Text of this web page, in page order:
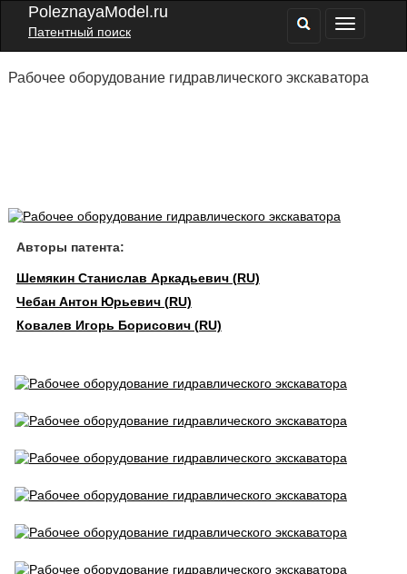
PoleznayaModel.ru
Патентный поиск
Рабочее оборудование гидравлического экскаватора
Авторы патента:
Шемякин Станислав Аркадьевич (RU)
Чебан Антон Юрьевич (RU)
Ковалев Игорь Борисович (RU)